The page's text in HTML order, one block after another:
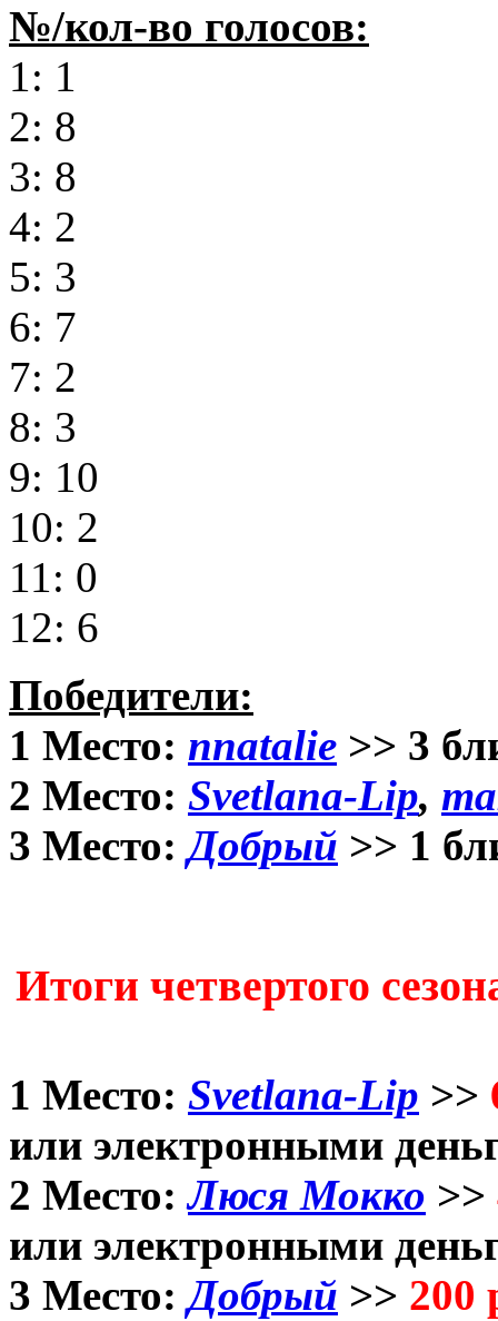
№/кол-во голосов:
1: 1
2: 8
3: 8
4: 2
5: 3
6: 7
7: 2
8: 3
9: 10
10: 2
11: 0
12: 6
Победители:
1 Место: nnatalie >> 3
2 Место: Svetlana-Lip,
3 Место:Добрый >> 1
Итоги четвертого
1 Место: Svetlana-Lip >>
или электронными
2 Место:Люся Мокко >>
или электронными
3 Место:Добрый >> 200